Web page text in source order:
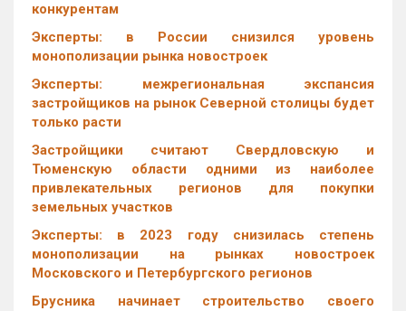
конкурентам
Эксперты: в России снизился уровень
монополизации рынка новостроек
Эксперты: межрегиональная экспансия
застройщиков на рынок Северной столицы будет
только расти
Застройщики считают Свердловскую и
Тюменскую области одними из наиболее
привлекательных регионов для покупки
земельных участков
Эксперты: в 2023 году снизилась степень
монополизации на рынках новостроек
Московского и Петербургского регионов
Брусника начинает строительство своего